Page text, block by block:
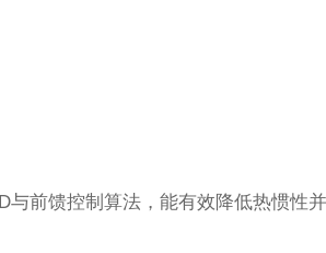
前馈控制算法，能有效降低热惯性